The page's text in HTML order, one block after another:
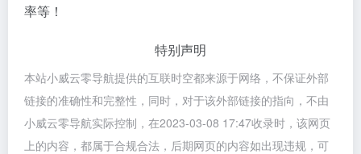
率等！
特别声明
本站小威云零导航提供的互联时空都来源于网络，不保证外部
链接的准确性和完整性，同时，对于该外部链接的指向，不由
小威云零导航实际控制，在2023-03-08 17:47收录时，该网页
上的内容，都属于合规合法，后期网页的内容如出现违规，可